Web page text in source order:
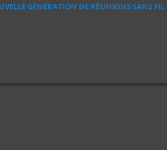
GÉNÉRATION DE RÉUNIONS SANS FIL